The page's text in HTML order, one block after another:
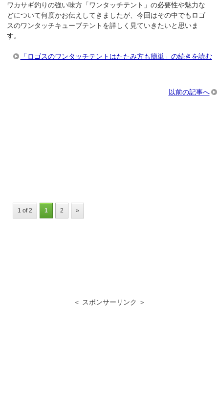
ワカサギ釣りの強い味方「ワンタッチテント」の必要性や魅力な
どについて何度かお伝えしてきましたが、今回はその中でもロゴ
スのワンタッチキューブテントを詳しく見ていきたいと思いま
す。
「ロゴスのワンタッチテントはたたみ方も簡単」の続きを読む
以前の記事へ
1 of 2 1 2 »
＜ スポンサーリンク ＞